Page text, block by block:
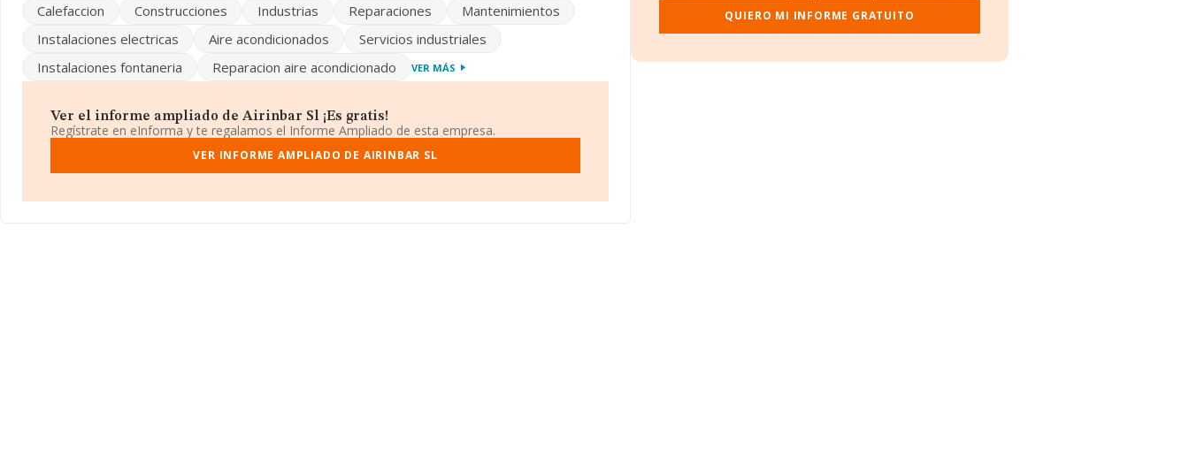
Acerca de los empleados, ha contado con una reducción del 50% y teniendo en cuenta la información
36, (08940), Cornellá De Llobregat, en Barcelona, Cataluña.
facturación en el ámbito nacional alcanza los 25.317 millones de euros y se calcula un promedio de
facturación de 556 mil euros entre todas las compañías. Finalmente, para completar los datos de
sector, en 2013, la media de empleados es de 4. La antigüedad desde la constitución es de 17 años.
Calefaccion Construcciones Industrias Reparaciones
Mantenimientos
Instalaciones electricas
Aire acondicionados
Servicios industriales
Instalaciones fontaneria
Reparacion aire acondicionado VER MÁS
Ver el informe ampliado de Airinbar Sl ¡Es gratis!
Regístrate en eInforma y te regalamos el Informe Ampliado de esta empresa.
VER INFORME AMPLIADO DE AIRINBAR SL
QUIERO MI INFORME GRATUITO